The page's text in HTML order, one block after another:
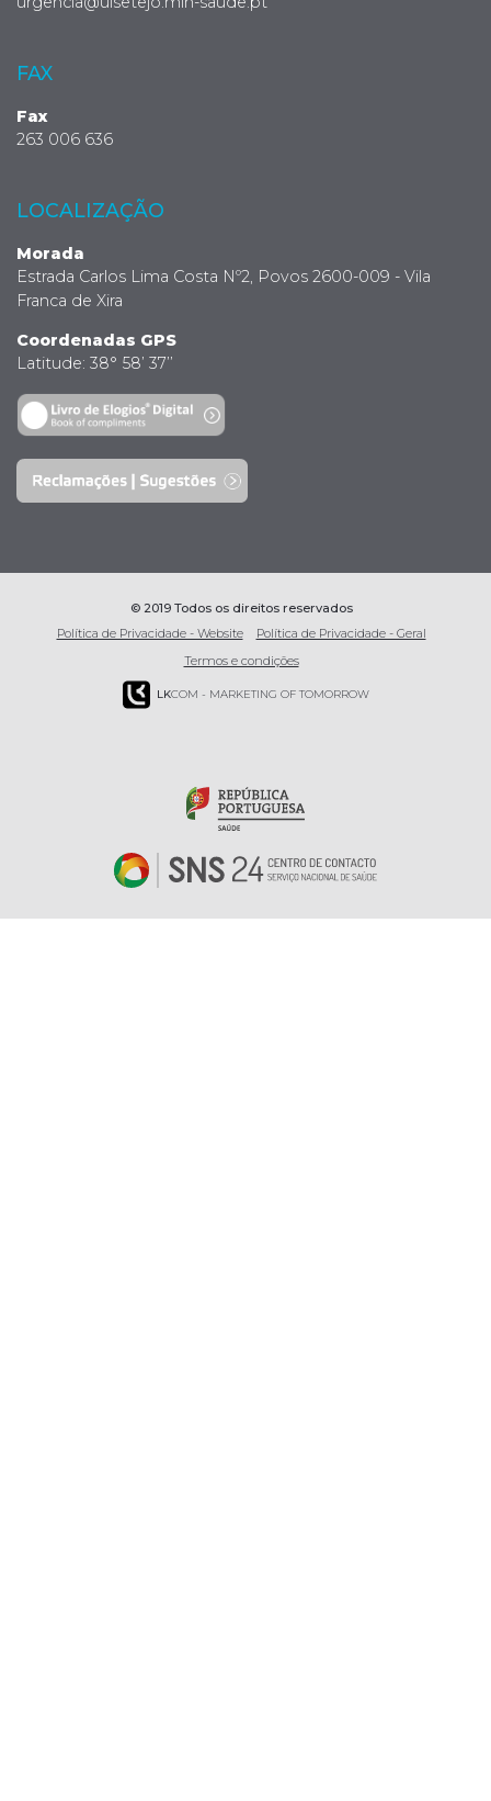
FAX
Fax
263 006 636
LOCALIZAÇÃO
Morada
Estrada Carlos Lima Costa Nº2, Povos 2600-009 - Vila
Franca de Xira
Coordenadas GPS
Latitude: 38° 58’ 37’’
© 2019 Todos os direitos reservados
Política de Privacidade - Website
Política de Privacidade - Geral
Termos e condições
LKCOM - MARKETING OF TOMORROW